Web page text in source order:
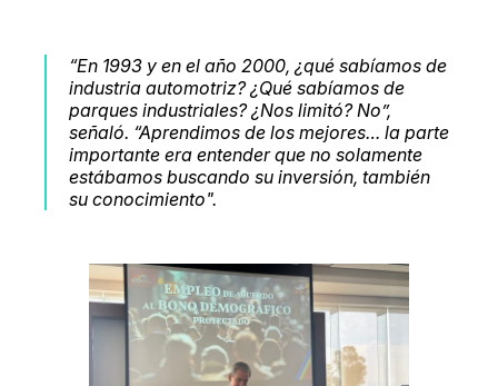
“En 1993 y en el año 2000, ¿qué sabíamos de
industria automotriz? ¿Qué sabíamos de
parques industriales? ¿Nos limitó? No”,
señaló. “Aprendimos de los mejores… la parte
importante era entender que no solamente
estábamos buscando su inversión, también
su conocimiento".